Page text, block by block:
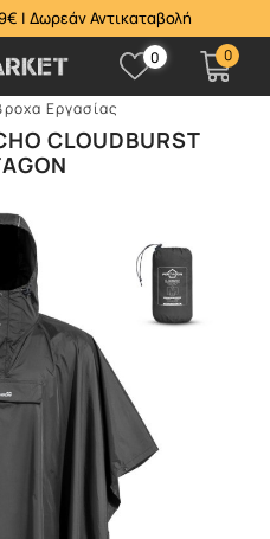
| Δωρεάν Αντικαταβολή
0 0
Εργασίας
CLOUDBURST